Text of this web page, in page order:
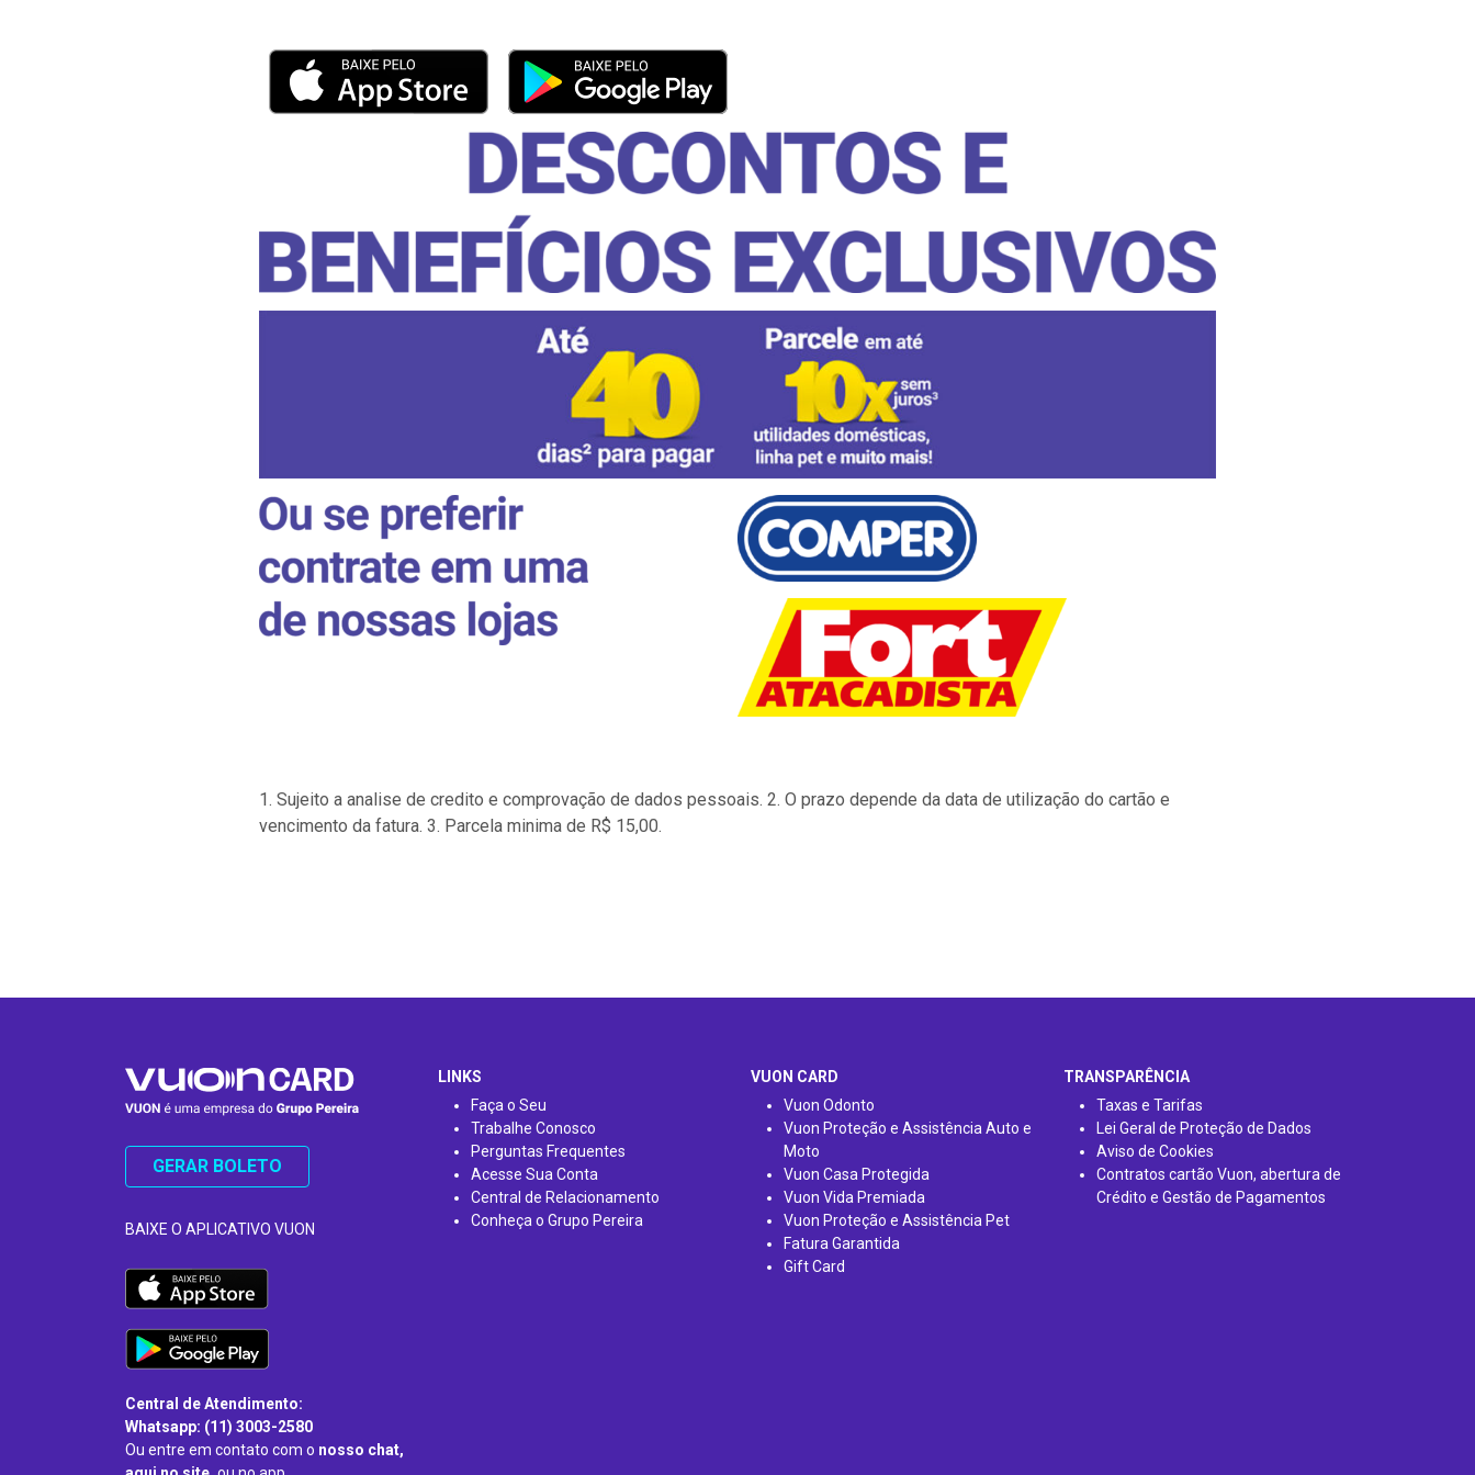
1. Sujeito a analise de credito e comprovação de dados pessoais. 2. O prazo depende da data de utilização do cartão e
vencimento da fatura. 3. Parcela minima de R$ 15,00.
GERAR BOLETO
BAIXE O APLICATIVO VUON
Central de Atendimento:
Whatsapp: (11) 3003-2580
Ou entre em contato com o nosso chat,
LINKS
Faça o Seu
Trabalhe Conosco
Perguntas Frequentes
Acesse Sua Conta
Central de Relacionamento
Conheça o Grupo Pereira
VUON CARD
Vuon Odonto
Vuon Proteção e Assistência Auto e
Moto
Vuon Casa Protegida
Vuon Vida Premiada
Vuon Proteção e Assistência Pet
Fatura Garantida
Gift Card
TRANSPARÊNCIA
Taxas e Tarifas
Lei Geral de Proteção de Dados
Aviso de Cookies
Contratos cartão Vuon, abertura de
Crédito e Gestão de Pagamentos